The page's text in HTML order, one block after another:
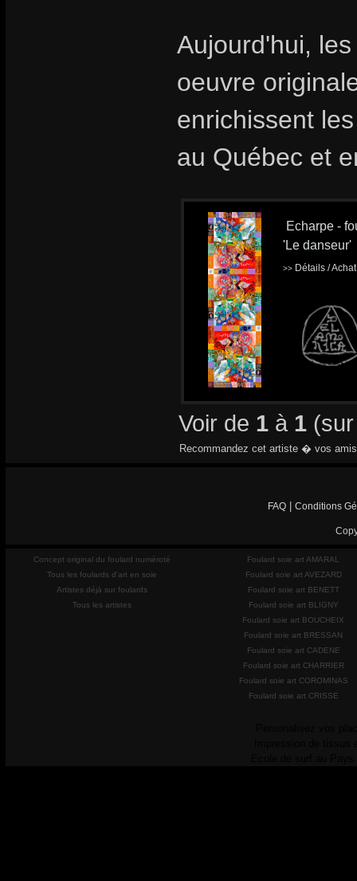
Aujourd'hui,
oeuvre
enrichissent
au Québec et
Echarpe -
'Le danseur'
>> Détails /
Voir de 1 à 1
Recommandez cet artiste � vos
FAQ Conditions
Concept original du foulard numéroté
Tous les foulards d'art en soie
Artistes déjà sur foulards
Tous les artistes
Foulard soie art AMARAL
Foulard soie art AVEZARD
Foulard soie art BENETT
Foulard soie art BLIGNY
Foulard soie art BOUCHEIX
Foulard soie art BRESSAN
Foulard soie art CADENE
Foulard soie art CHARRIER
Foulard soie art COROMINAS
Foulard soie art CRISSE